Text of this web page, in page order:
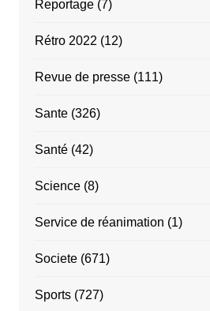
Reportage(7)
Rétro 2022 (12)
Revue de presse(111)
Sante(326)
Santé(42)
Science(8)
Service de réanimation (1)
Societe(671)
Sports(727)